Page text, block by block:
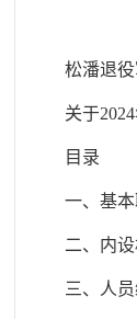
松潘退
关于
目录
一、基
二、内
三、人员